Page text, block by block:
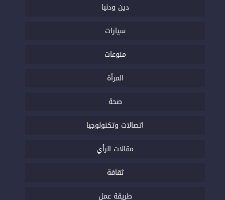
دين ودنيا
سيارات
منوعات
المرأة
صحة
اتصالات وتكنولوجيا
مقالات الرأي
ثقافة
طريقة عمل